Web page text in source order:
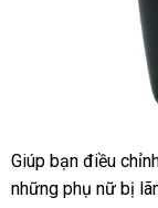
Giúp bạn điều
những phụ nữ bị